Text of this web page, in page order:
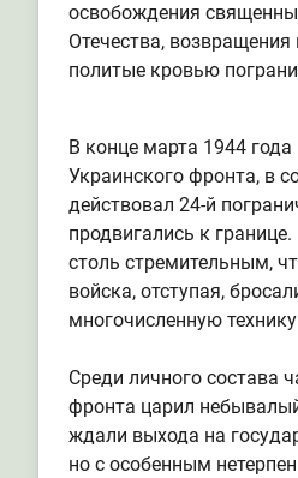
освобождения
Отечества, возвращения
политые кровью
В конце марта 1944 года
Украинского фронта, в
действовал 24-й
продвигались к
столь стремительным,
войска, отступая,
многочисленную
Среди личного состава
фронта царил
ждали выхода на
но с особенным